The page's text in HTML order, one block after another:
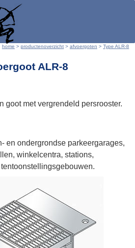
home > productenoverzicht > afvoergoten > Type ALR-8
ALR-8
goot met vergrendeld persrooster.
en ondergrondse parkeergarages,
winkelcentra, stations,